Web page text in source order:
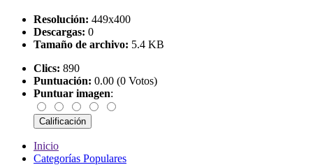
Resolución: 449x400
Descargas: 0
Tamaño de archivo: 5.4 KB
Clics: 890
Puntuación: 0.00 (0 Votos)
Puntuar imagen:
Inicio
Categorías Populares